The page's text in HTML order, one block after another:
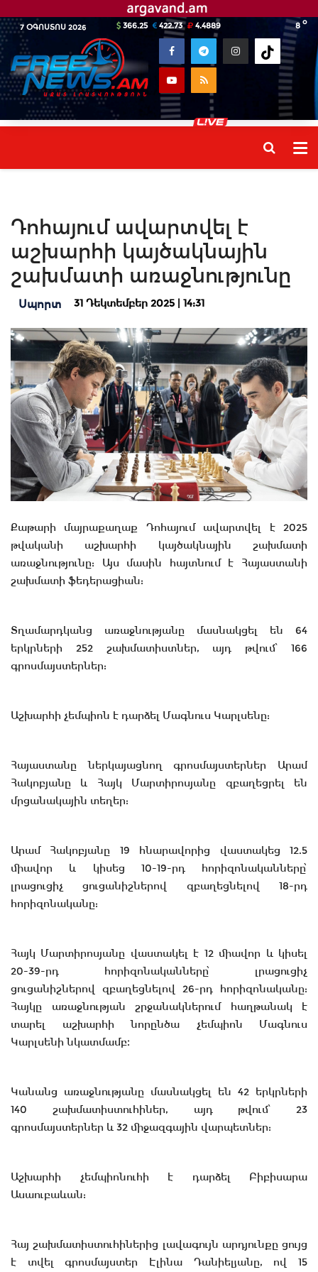
7 ՕԳՈՍՏՈՍ 2026 8 o
366.25 422.73 4.4889
Դոհայում ավարտվել է
աշխարհի կայծակնային
շախմատի առաջնությունը
Սպորտ 31 Դեկտեմբեր 2025 | 14:31
Քաթարի մայրաքաղաք Դոհայում ավարտվել է 2025
թվականի աշխարհի կայծակնային շախմատի
առաջնությունը: Այս մասին հայտնում է Հայաստանի
շախմատի ֆեդերացիան:
Տղամարդկանց առաջնությանը մասնակցել են 64
երկրների 252 շախմատիստներ, այդ թվում՝ 166
գրոսմայստերներ:
Աշխարհի չեմպիոն է դարձել Մագնուս Կարլսենը:
Հայաստանը ներկայացնող գրոսմայստերներ Արամ
Հակոբյանը և Հայկ Մարտիրոսյանը զբաղեցրել են
մրցանակային տեղեր:
Արամ Հակոբյանը 19 հնարավորից վաստակեց 12.5
միավոր և կիսեց 10-19-րդ հորիզոնականները՝
լրացուցիչ ցուցանիշներով զբաղեցնելով 18-րդ
հորիզոնականը:
Հայկ Մարտիրոսյանը վաստակել է 12 միավոր և կիսել
20-39-րդ հորիզոնականները՝ լրացուցիչ
ցուցանիշներով զբաղեցնելով 26-րդ հորիզոնականը:
Հայկը առաջնության շրջանակներում հաղթանակ է
տարել աշխարհի նորընծա չեմպիոն Մագնուս
Կարլսենի նկատմամբ։
Կանանց առաջնությանը մասնակցել են 42 երկրների
140 շախմատիստուհիներ, այդ թվում՝ 23
գրոսմայստերներ և 32 միջազգային վարպետներ:
Աշխարհի չեմպիոնուհի է դարձել Բիբիսարա
Ասաուբաևան:
Հայ շախմատիստուհիներից լավագույն արդյունքը ցույց
է տվել գրոսմայստեր Էլինա Դանիելյանը, ով 15